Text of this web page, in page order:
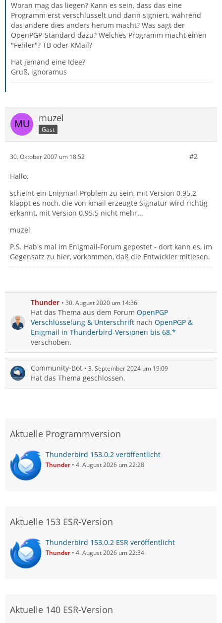
Woran mag das liegen? Kann es sein, dass das eine
Programm erst verschlüsselt und dann signiert, während
das andere dies anders herum macht? Was sagt der
OpenPGP-Standard dazu? Welches Programm macht einen
"Fehler"? TB oder KMail?
Hat jemand eine Idee?
Gruß, ignoramus
muzel
Gast
30. Oktober 2007 um 18:52 #2
Hallo,
scheint ein Enigmail-Problem zu sein, mit Version 0.95.2
klappt es noch, die von kmail erzeugte Signatur wird richtig
erkannt, mit Version 0.95.5 nicht mehr...
muzel
P.S. Hab's mal im Enigmail-Forum gepostet - dort kann es, im
Gegensatz zu hier, vorkommen, daß die Entwickler mitlesen.
Thunder 30. August 2020 um 14:36
Hat das Thema aus dem Forum OpenPGP
Verschlüsselung & Unterschrift nach OpenPGP &
Enigmail in Thunderbird-Versionen bis 68.*
verschoben.
Community-Bot 3. September 2024 um 19:09
Hat das Thema geschlossen.
Aktuelle Programmversion
Thunderbird 153.0.2 veröffentlicht
Thunder 4. August 2026 um 22:28
Aktuelle 153 ESR-Version
Thunderbird 153.0.2 ESR veröffentlicht
Thunder 4. August 2026 um 22:34
Aktuelle 140 ESR-Version